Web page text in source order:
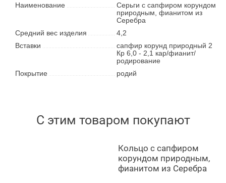
Наименование
Серьги с сапфиром корундом
природным, фианитом из
Серебра
Средний вес изделия
4,2
Вставки
сапфир корунд природный 2
Кр 6,0 - 2,1 кар/фианит/
родирование
Покрытие
родий
С этим товаром покупают
Кольцо с сапфиром
корундом природным,
фианитом из Серебра